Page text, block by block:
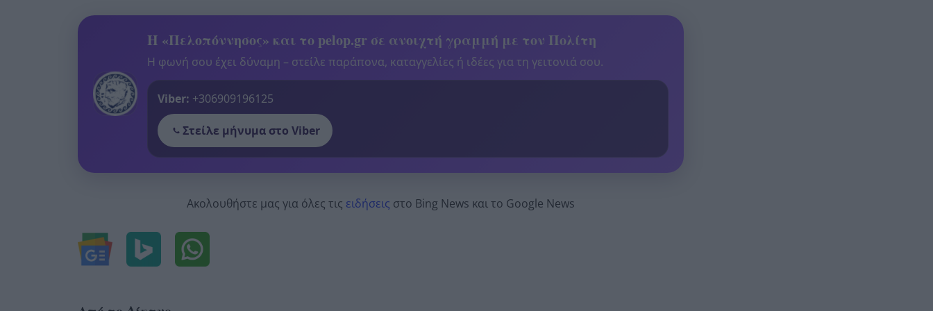
Η «Πελοπόννησος» και το pelop.gr σε ανοιχτή γραμμή με τον Πολίτη
Η φωνή σου έχει δύναμη – στείλε παράπονα, καταγγελίες ή ιδέες για τη γειτονιά σου.
Viber: +306909196125
Στείλε μήνυμα στο Viber
Ακολουθήστε μας για όλες τις ειδήσεις στο Bing News και το Google News